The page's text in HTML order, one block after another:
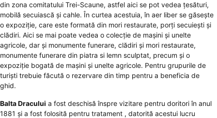
din zona comitatului Trei-Scaune, astfel aici se pot vedea țesături,
mobilă secuiască și cahle. În curtea acestuia, în aer liber se găsește
o expoziție, care este formată din mori restaurate, porți secuiești și
clădiri. Aici se mai poate vedea o colecție de mașini și unelte
agricole, dar și monumente funerare, clădiri și mori restaurate,
monumente funerare din piatra si lemn sculptat, precum și o
expoziție bogată de mașini și unelte agricole. Pentru grupurile de
turiști trebuie făcută o rezervare din timp pentru a beneficia de
ghid.
Balta Dracului a fost deschisă înspre vizitare pentru doritori în anul
1881 și a fost folosită pentru tratament , datorită acestui lucru